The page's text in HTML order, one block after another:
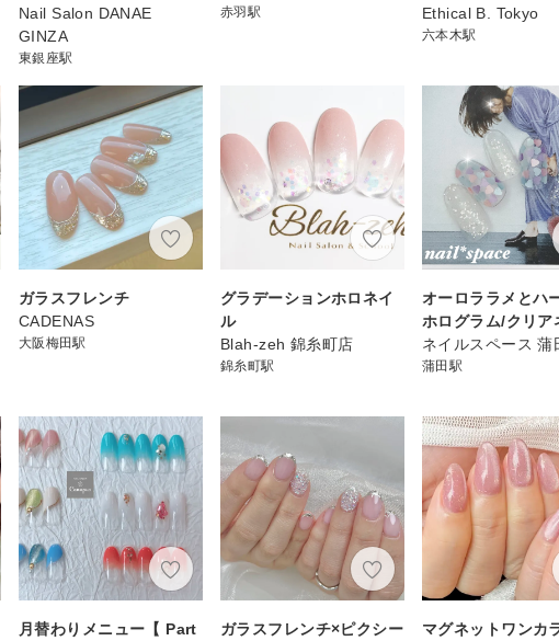
Nail Salon DANAE
GINZA
東銀座駅
赤羽駅
Ethical B. Tokyo
六本木駅
ガラスフレンチ
CADENAS
大阪梅田駅
グラデーションホロネイ
ル
Blah-zeh 錦糸町店
錦糸町駅
オーロララメとハ
ホログラム/クリア
ネイルスペース 蒲
蒲田駅
月替わりメニュー【 Part
ガラスフレンチ×ピクシー
マグネットワンカ